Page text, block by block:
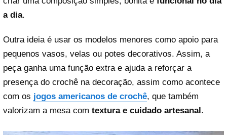
a dia.
Outra ideia é usar os modelos menores como apoio para
pequenos vasos, velas ou potes decorativos. Assim, a
peça ganha uma função extra e ajuda a reforçar a
presença do crochê na decoração, assim como acontece
com os jogos americanos de crochê, que também
valorizam a mesa com textura e cuidado artesanal .